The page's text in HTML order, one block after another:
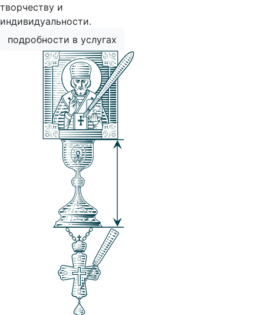
творчеству и
индивидуальности.
подробности в услугах